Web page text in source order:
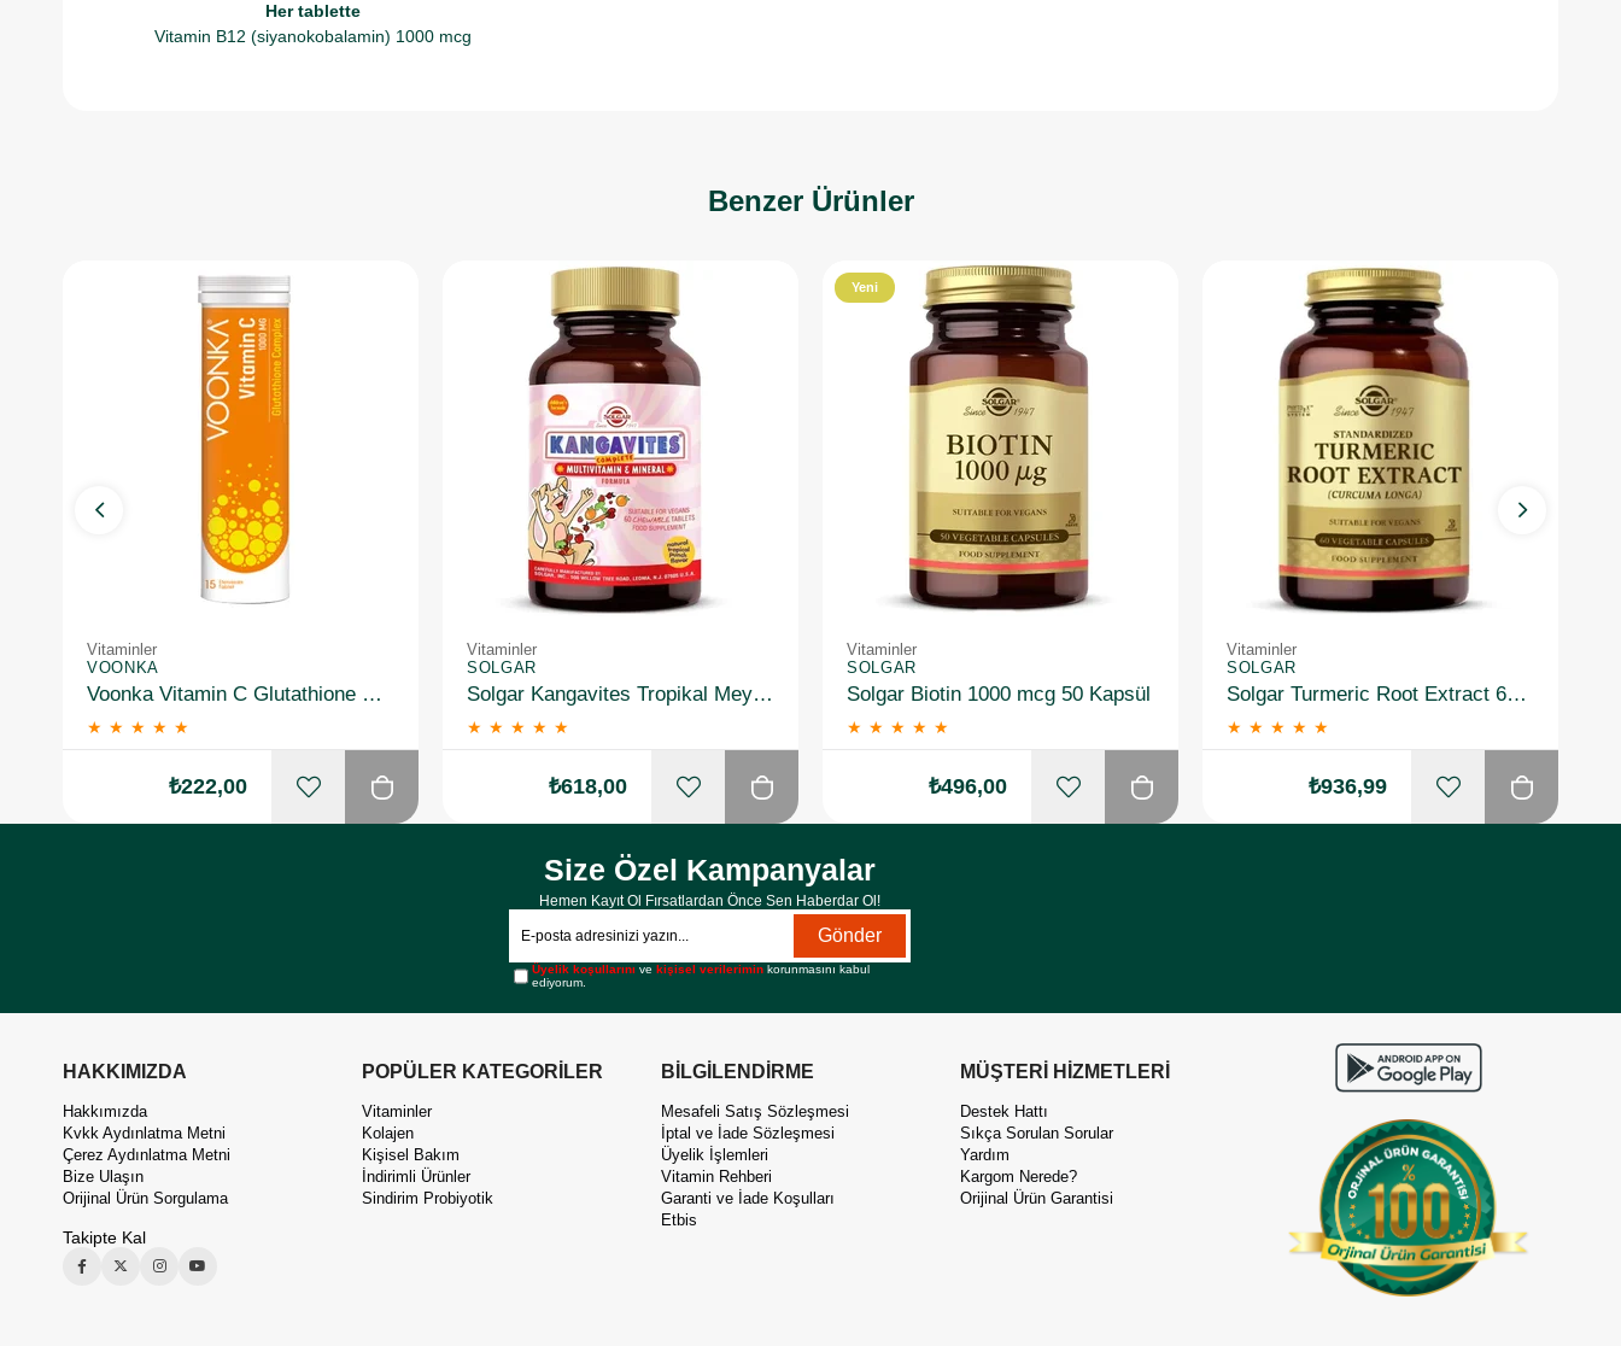
Her tablette
Vitamin B12 (siyanokobalamin) 1000 mcg
Benzer Ürünler
Vitaminler
VOONKA
Voonka Vitamin C Glutathione Complex Efervesan 15 Tablet
★ ★ ★ ★ ★
₺222,00
Vitaminler
SOLGAR
Solgar Kangavites Tropikal Meyve Aromalı 60 Tablet
★ ★ ★ ★ ★
₺618,00
Vitaminler
SOLGAR
Solgar Biotin 1000 mcg 50 Kapsül
★ ★ ★ ★ ★
Yeni
₺496,00
Vitaminler
SOLGAR
Solgar Turmeric Root Extract 60 Kapsül
★ ★ ★ ★ ★
₺936,99
Size Özel Kampanyalar
Hemen Kayıt Ol Fırsatlardan Önce Sen Haberdar Ol!
Gönder
Üyelik koşullarını vekişisel verilerimin korunmasını kabul
ediyorum.
HAKKIMIZDA
Hakkımızda
Kvkk Aydınlatma Metni
Çerez Aydınlatma Metni
Bize Ulaşın
Orijinal Ürün Sorgulama
Takipte Kal
POPÜLER KATEGORİLER
Vitaminler
Kolajen
Kişisel Bakım
İndirimli Ürünler
Sindirim Probiyotik
BİLGİLENDİRME
Mesafeli Satış Sözleşmesi
İptal ve İade Sözleşmesi
Üyelik İşlemleri
Vitamin Rehberi
Garanti ve İade Koşulları
Etbis
MÜŞTERİ HİZMETLERİ
Destek Hattı
Sıkça Sorulan Sorular
Yardım
Kargom Nerede?
Orijinal Ürün Garantisi